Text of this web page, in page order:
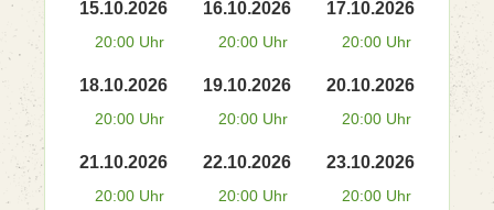
15.10.2026
20:00 Uhr
16.10.2026
20:00 Uhr
17.10.2026
20:00 Uhr
18.10.2026
20:00 Uhr
19.10.2026
20:00 Uhr
20.10.2026
20:00 Uhr
21.10.2026
20:00 Uhr
22.10.2026
20:00 Uhr
23.10.2026
20:00 Uhr